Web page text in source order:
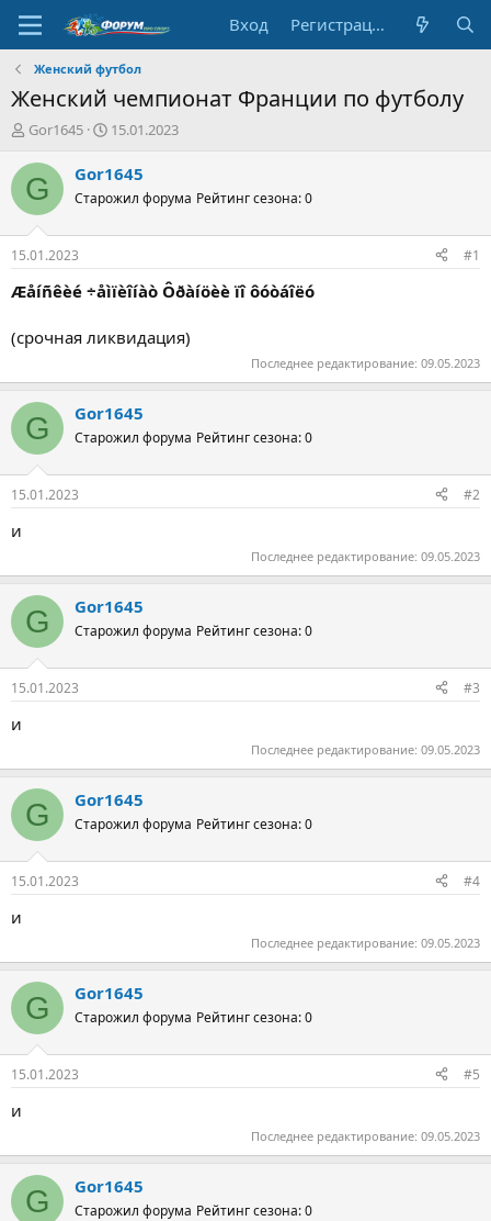
Вход Регистрация
Женский футбол
Женский чемпионат Франции по футболу
А
т
о
т
е
м
ы
Gor1645
Д
т
н
а
л
15.01.2023
G Gor1645
Старожил форума Рейтинг сезона: 0
15.01.2023 #1
Æåíñêèé ÷åìïèîíàò Ôðàíöèè ïî ôóòáîëó
(срочная ликвидация)
Последнее редактирование: 09.05.2023
G Gor1645
Старожил форума Рейтинг сезона: 0
15.01.2023 #2
и
Последнее редактирование: 09.05.2023
G Gor1645
Старожил форума Рейтинг сезона: 0
15.01.2023 #3
и
Последнее редактирование: 09.05.2023
G Gor1645
Старожил форума Рейтинг сезона: 0
15.01.2023 #4
и
Последнее редактирование: 09.05.2023
G Gor1645
Старожил форума Рейтинг сезона: 0
15.01.2023 #5
и
Последнее редактирование: 09.05.2023
G Gor1645
Старожил форума Рейтинг сезона: 0